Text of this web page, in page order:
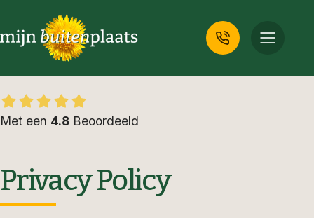
Met een 4.8 Beoordeeld
Privacy Policy